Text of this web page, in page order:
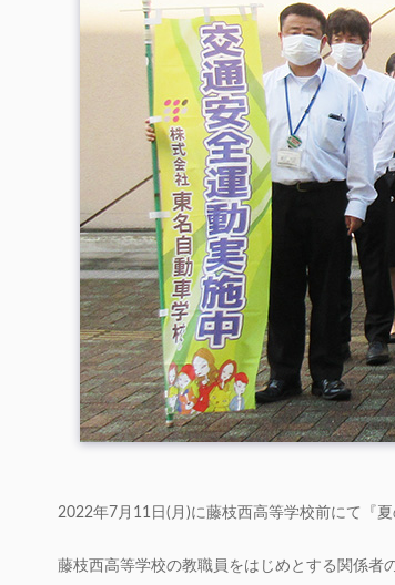
2022年7月11日(月)に藤枝西高等学校前にて『
藤枝西高等学校の教職員をはじめとする関係者